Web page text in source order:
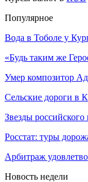
Популярное
Вода в Тоболе у
«Будь таким же
Умер композитор
Сельские дороги в
Звезды
Росстат: туры
Арбитраж
Новость недели